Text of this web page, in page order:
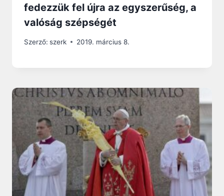
fedezzük fel újra az egyszerűség, a
valóság szépségét
Szerző: szerk 2019. március 8.